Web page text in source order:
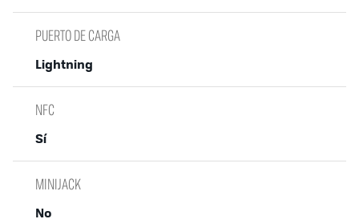
PUERTO DE CARGA
Lightning
NFC
Sí
MINIJACK
No